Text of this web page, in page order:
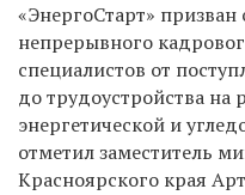
«ЭнергоСтарт»
непрерывного
специалистов от
до трудоустройства на
энергетической и
отметил заместитель
Красноярского края